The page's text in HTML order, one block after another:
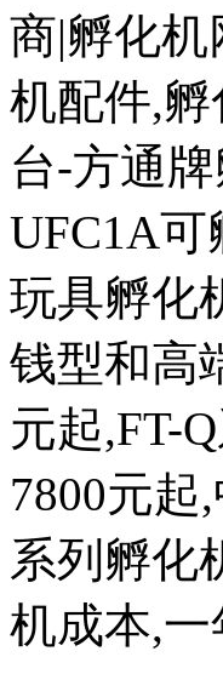
商|孵化
机配件,
台-方通
UFC1A可
玩具孵化
钱型和高
元起,FT-
7800元
系列孵化
机成本,一